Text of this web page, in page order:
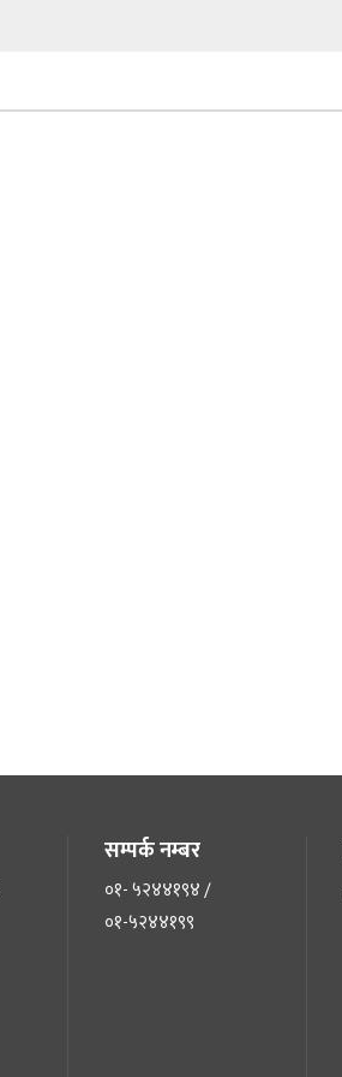
सम्पर्क नम्बर
०१- ५२४४१९४ /
०१-५२४४१९९